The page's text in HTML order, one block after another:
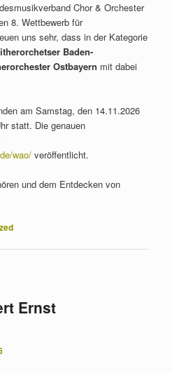
Chor & Orchester
8. Wettbewerb für
uns sehr, dass in der Kategorie
Baden-
Ostbayern mit dabei
am Samstag, den 14.11.2026
statt. Die genauen
wao/ veröffentlicht.
und dem Entdecken von
Ernst